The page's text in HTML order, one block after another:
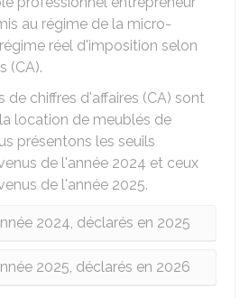
au régime de la micro-
réel d'imposition selon
(CA).
de chiffres d'affaires (CA) sont
location de meublés de
présentons les seuils
de l'année 2024 et ceux
de l'année 2025.
2024, déclarés en 2025
2025, déclarés en 2026